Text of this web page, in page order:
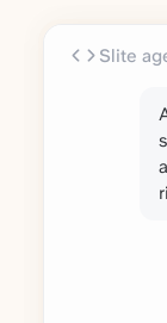
Slite